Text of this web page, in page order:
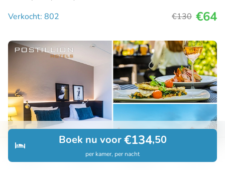
Zoeken Boekingen
Boek nu voor€134,50
per kamer, per nacht
Verkocht: 802
€130 €64